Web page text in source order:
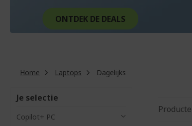
ONTDEK DE DEALS
Home Laptops Dagelijks
Je selectie
Copilot+ PC